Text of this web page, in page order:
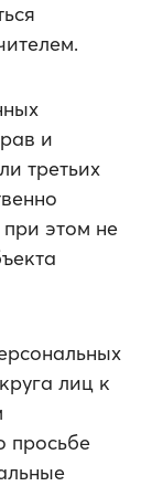
и
третьих
этом не
лиц к
просьбе